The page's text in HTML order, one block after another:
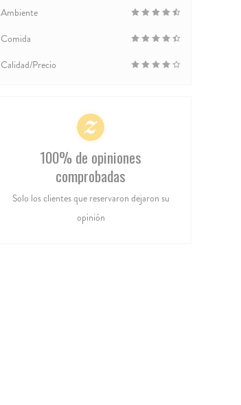
Ambiente
Comida
Calidad/Precio
100% de opiniones
comprobadas
Solo los clientes que reservaron dejaron su
opinión